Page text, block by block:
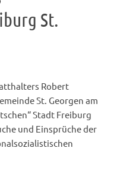
St.
Robert
St. Georgen am
Stadt Freiburg
und Einsprüche der